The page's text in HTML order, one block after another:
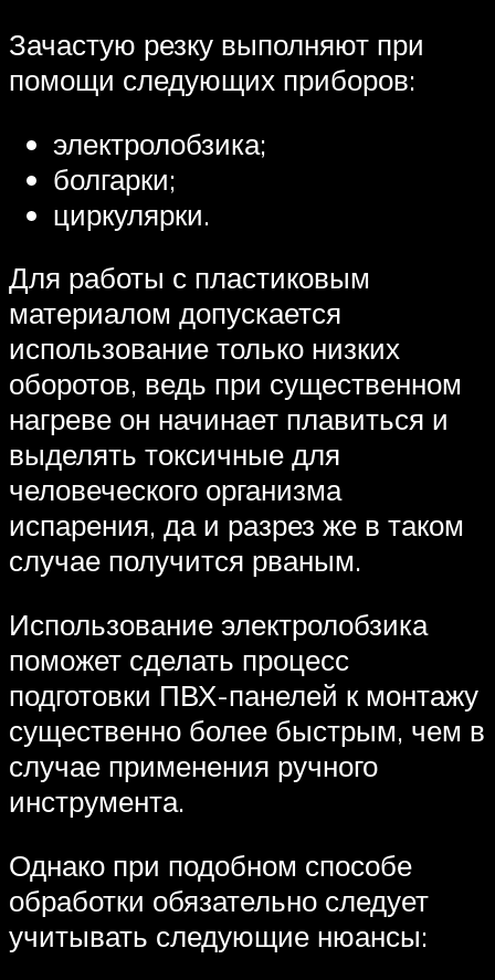
Зачастую резку выполняют при
помощи следующих приборов:
электролобзика;
болгарки;
циркулярки.
Для работы с пластиковым
материалом допускается
использование только низких
оборотов, ведь при существенном
нагреве он начинает плавиться и
выделять токсичные для
человеческого организма
испарения, да и разрез же в таком
случае получится рваным.
Использование электролобзика
поможет сделать процесс
подготовки ПВХ-панелей к монтажу
существенно более быстрым, чем в
случае применения ручного
инструмента.
Однако при подобном способе
обработки обязательно следует
учитывать следующие нюансы: